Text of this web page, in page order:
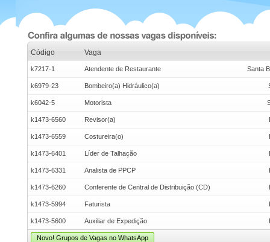
Código Vaga
k7217-1 Atendente de Restaurante Santa
k6979-23 Bombeiro(a) Hidráulico(a)
k6042-5 Motorista
k1473-6560 Revisor(a)
k1473-6559 Costureira(o)
k1473-6401 Líder de Talhação
k1473-6331 Analista de PPCP
k1473-6260 Conferente de Central de Distribuição (CD)
k1473-5994 Faturista
k1473-5600 Auxiliar de Expedição
Novo! Grupos de Vagas no WhatsApp